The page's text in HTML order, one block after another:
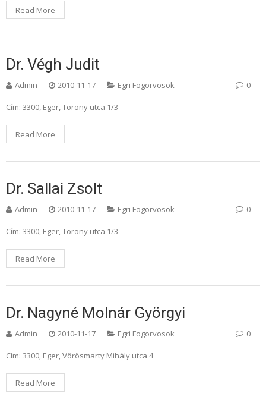
Read More
Dr. Végh Judit
Admin 2010-11-17 Egri Fogorvosok 0
Cím: 3300, Eger, Torony utca 1/3
Read More
Dr. Sallai Zsolt
Admin 2010-11-17 Egri Fogorvosok 0
Cím: 3300, Eger, Torony utca 1/3
Read More
Dr. Nagyné Molnár Györgyi
Admin 2010-11-17 Egri Fogorvosok 0
Cím: 3300, Eger, Vörösmarty Mihály utca 4
Read More